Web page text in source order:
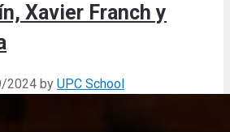
Xavier Franch y
2024 by UPC School